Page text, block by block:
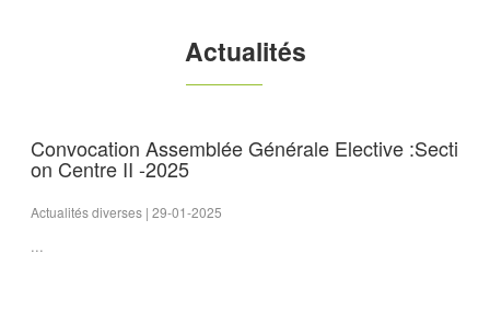
Actualités
Convocation Assemblée Générale Elective :Secti
on Centre II -2025
Actualités diverses | 29-01-2025
...